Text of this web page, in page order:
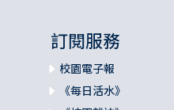
訂閱服務
校園電子報
《每日活水》